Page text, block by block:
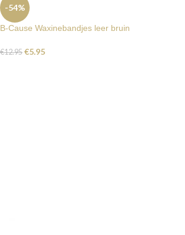
-54%
B-Cause Waxinebandjes leer bruin
€12.95 €5.95